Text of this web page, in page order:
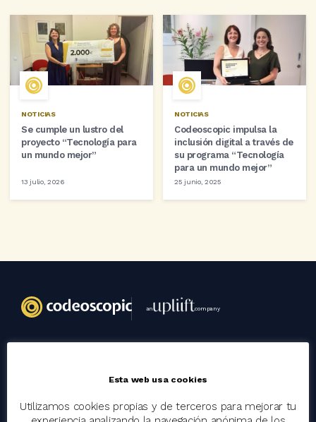
NOTICIAS
Se cumple un lustro del
proyecto “Tecnología para
un mundo mejor”
13 julio, 2026
NOTICIAS
Codeoscopic impulsa la
inclusión digital a través de
su programa “Tecnología
para un mundo mejor”
25 junio, 2025
an company
Trabaja con nosotros
Esta web usa cookies
Utilizamos cookies propias y de terceros para mejorar tu